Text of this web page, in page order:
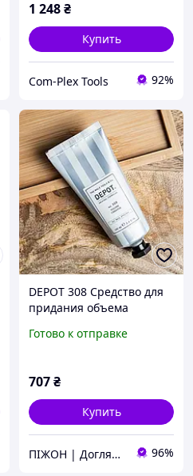
1 248₴
Купить
Com-Plex Tools 92%
DEPOT 308 Средство для
придания объема
Volume Creator 100ml
Готово к отправке
707₴
Купить
ПІЖОН | Догляд для чоловіків 96%